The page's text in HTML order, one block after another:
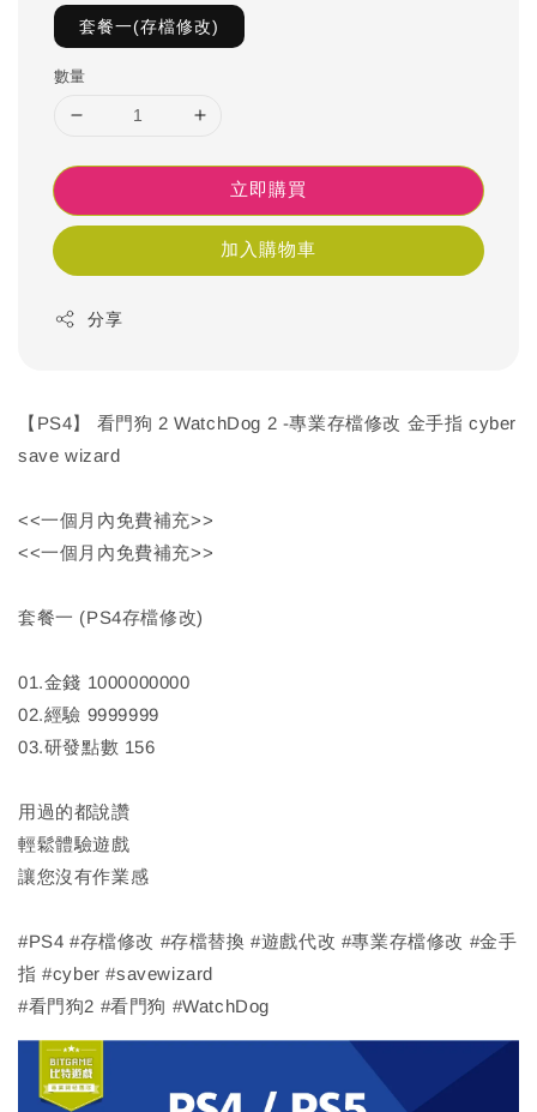
套餐一(存檔修改)
數量
立即購買
加入購物車
分享
【PS4】 看門狗 2 WatchDog 2 -專業存檔修改 金手指 cyber
save wizard
<<一個月內免費補充>>
<<一個月內免費補充>>
套餐一 (PS4存檔修改)
01.金錢 1000000000
02.經驗 9999999
03.研發點數 156
用過的都說讚
輕鬆體驗遊戲
讓您沒有作業感
#PS4 #存檔修改 #存檔替換 #遊戲代改 #專業存檔修改 #金手
指 #cyber #savewizard
#看門狗2 #看門狗 #WatchDog